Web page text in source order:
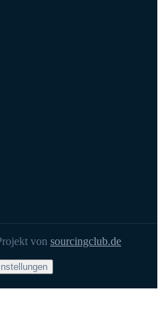
von sourcingclub.de